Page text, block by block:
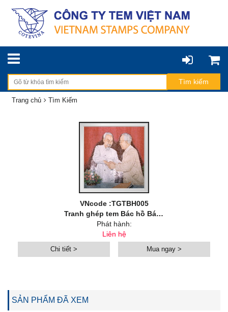
Trang chủ Tìm Kiếm
VNcode :TGTBH005
Tranh ghép tem Bác hồ Bác Tôn
Phát hành:
Liên hệ
Chi tiết > Mua ngay >
SẢN PHẨM ĐÃ XEM